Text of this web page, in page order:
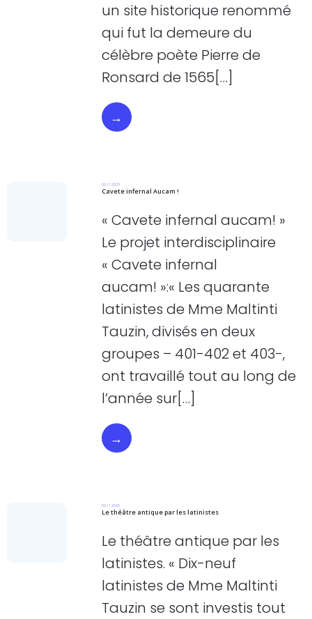
un site historique renommé
qui fut la demeure du
célèbre poète Pierre de
Ronsard de 1565[…]
→
06.11.2025
Cavete infernal Aucam !
« Cavete infernal aucam! »
Le projet interdisciplinaire
« Cavete infernal
aucam! »:« Les quarante
latinistes de Mme Maltinti
Tauzin, divisés en deux
groupes – 401-402 et 403-,
ont travaillé tout au long de
l’année sur[…]
→
06.11.2025
Le théâtre antique par les latinistes
Le théâtre antique par les
latinistes. « Dix-neuf
latinistes de Mme Maltinti
Tauzin se sont investis tout